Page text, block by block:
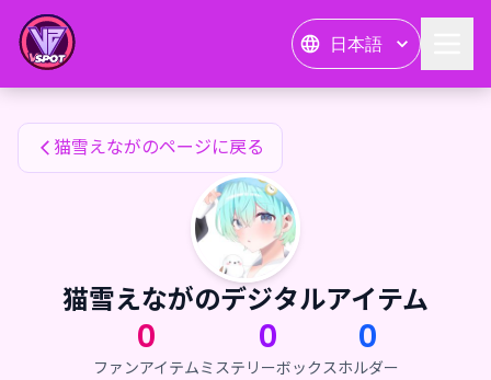
日本語
猫雪えながのファンアイテム
猫雪えながのページに戻る
猫雪えながのデジタルアイテム
0
ファンアイテム
0
ミステリーボックス
0
ホルダー
猫雪えながのファンアイテム — 24karat